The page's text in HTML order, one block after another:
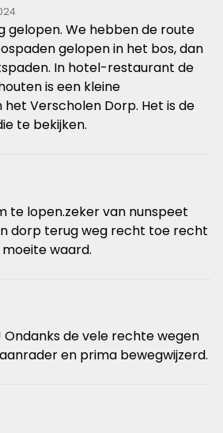
gelopen. We hebben de route
gelopen in het bos, dan
In hotel-restaurant de
is een kleine
Verscholen Dorp. Het is de
te bekijken.
te lopen.zeker van nunspeet
dorp terug weg recht toe recht
waard.
de vele rechte wegen
en prima bewegwijzerd.